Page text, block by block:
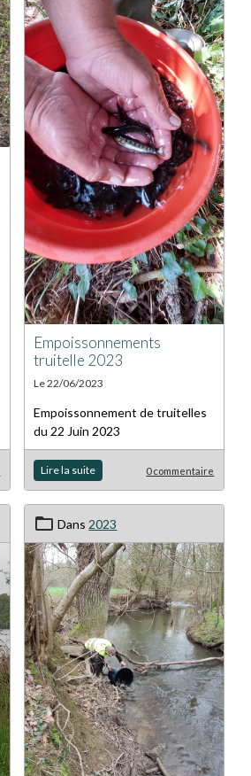
Empoissonnements
truitelle 2023
Le 22/06/2023
Empoissonnement de truitelles
du 22 Juin 2023
Lire la suite 0 commentaire
Dans 2023